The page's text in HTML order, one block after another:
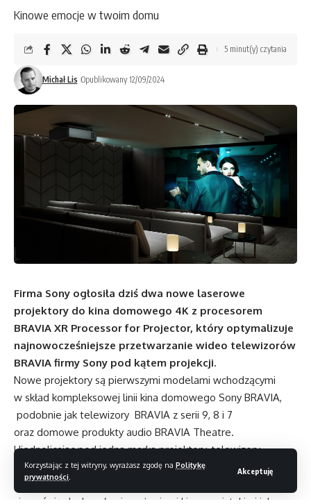
Korzystając z tej witryny, wyrażasz zgodę na Politykę
prywatności
Akceptuję
Kinowe emocje w twoim domu
Michał Lis Opublikowany 12/09/2024
5 minut(y) czytania
Firma Sony ogłosiła dziś dwa nowe laserowe
projektory do kina domowego 4K z procesorem
BRAVIA XR Processor for Projector, który optymalizuje
najnowocześniejsze przetwarzanie wideo telewizorów
BRAVIA firmy Sony pod kątem projekcji.
Nowe projektory są pierwszymi modelami wchodzącymi
w skład kompleksowej linii kina domowego Sony BRAVIA,
podobnie jak telewizory BRAVIA z serii 9, 8 i 7
oraz domowe produkty audio BRAVIA Theatre.
Ujednolicając pod jedną marką projektory, telewizory,
soundbary i inne urządzenia audio do kina domowego, firma
Sony dąży do tego, by klienci mogli w jednym miejscu